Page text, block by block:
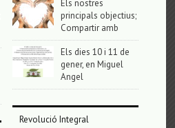
Els nostres
principals objectius;
Compartir amb
Els dies 10 i 11 de
gener, en Miguel
Angel
Revolució Integral